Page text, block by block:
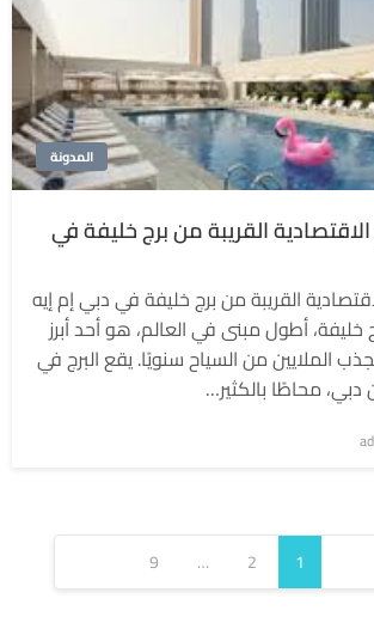
المدونة
القريبة من برج خليفة في
القريبة من برج خليفة في دبي إم إيه
أطول مبنى في العالم، هو أحد أبرز
الملايين من السياح سنويًا. يقع البرج في
محاطًا بالكثير…
1
2
…
9